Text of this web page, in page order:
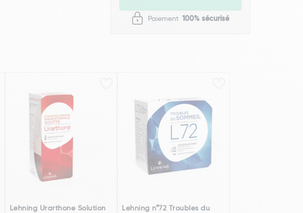
Paiement 100% sécurisé
Lehning Urarthone Solution
Lehning n°72 Troubles du